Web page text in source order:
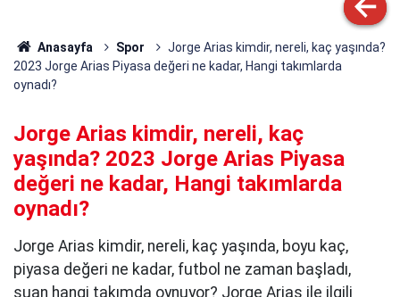
Anasayfa Spor
Jorge Arias kimdir, nereli, kaç yaşında?
2023 Jorge Arias Piyasa değeri ne kadar, Hangi takımlarda
oynadı?
Jorge Arias kimdir, nereli, kaç
yaşında? 2023 Jorge Arias Piyasa
değeri ne kadar, Hangi takımlarda
oynadı?
Jorge Arias kimdir, nereli, kaç yaşında, boyu kaç,
piyasa değeri ne kadar, futbol ne zaman başladı,
şuan hangi takımda oynuyor? Jorge Arias ile ilgili